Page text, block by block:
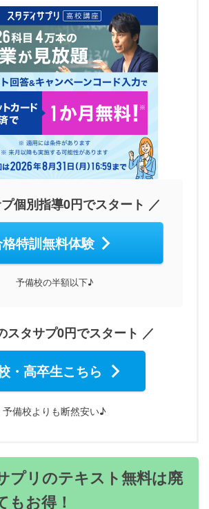
個別指導0円でスタート ／
特訓無料体験
予備校の半額以下♪
スタサプ0円でスタート ／
・高卒生こちら
予備校よりも断然安い♪
プリのテキスト無料は廃
もお得！